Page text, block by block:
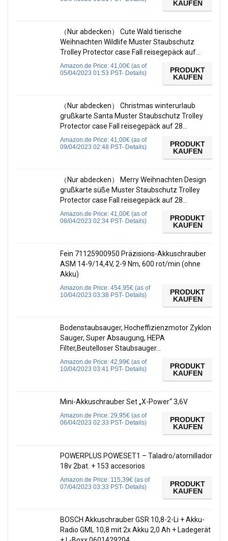
KAUFEN
（Nur abdecken） Cute Wald tierische
Weihnachten Wildlife Muster Staubschutz
Trolley Protector case Fall reisegepäck auf…
Amazon.de Price: 41,00€ (as of
05/04/2023 01:53 PST- Details)
PRODUKT
KAUFEN
（Nur abdecken） Christmas winterurlaub
grußkarte Santa Muster Staubschutz Trolley
Protector case Fall reisegepäck auf 28…
Amazon.de Price: 41,00€ (as of
09/04/2023 02:48 PST- Details)
PRODUKT
KAUFEN
（Nur abdecken） Merry Weihnachten Design
grußkarte süße Muster Staubschutz Trolley
Protector case Fall reisegepäck auf 28…
Amazon.de Price: 41,00€ (as of
08/04/2023 02:34 PST- Details)
PRODUKT
KAUFEN
Fein 71125900950 Präzisions-Akkuschrauber
ASM 14-9/14,4V, 2-9 Nm, 600 rot/min (ohne
Akku)
Amazon.de Price: 454,95€ (as of
10/04/2023 03:38 PST- Details)
PRODUKT
KAUFEN
Bodenstaubsauger, Hocheffizienzmotor Zyklon
Sauger, Super Absaugung, HEPA
Filter,Beutelloser Staubsauger…
Amazon.de Price: 42,99€ (as of
10/04/2023 03:41 PST- Details)
PRODUKT
KAUFEN
Mini-Akkuschrauber Set „X-Power“ 3,6V
Amazon.de Price: 29,95€ (as of
06/04/2023 02:33 PST- Details)
PRODUKT
KAUFEN
POWERPLUS POWESET1 – Taladro/atornillador
18v 2bat. + 153 accesorios
Amazon.de Price: 115,39€ (as of
07/04/2023 03:33 PST- Details)
PRODUKT
KAUFEN
BOSCH Akkuschrauber GSR 10,8-2-Li + Akku-
Radio GML 10,8 mit 2x Akku 2,0 Ah + Ladegerät